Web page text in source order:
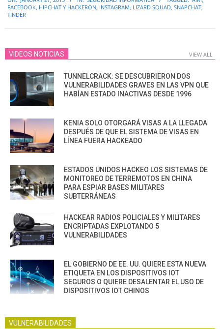
01-
27
FACEBOOK, HIPCHAT Y HACKERON, INSTAGRAM, LIZARD SQUAD, SNAPCHAT,
TINDER
VIDEOS NOTICIAS VIEW ALL
TUNNELCRACK: SE DESCUBRIERON DOS
VULNERABILIDADES GRAVES EN LAS VPN QUE
HABÍAN ESTADO INACTIVAS DESDE 1996
KENIA SOLO OTORGARÁ VISAS A LA LLEGADA
DESPUÉS DE QUE EL SISTEMA DE VISAS EN
LÍNEA FUERA HACKEADO
ESTADOS UNIDOS HACKEO LOS SISTEMAS DE
MONITOREO DE TERREMOTOS EN CHINA
PARA ESPIAR BASES MILITARES
SUBTERRÁNEAS
HACKEAR RADIOS POLICIALES Y MILITARES
ENCRIPTADAS EXPLOTANDO 5
VULNERABILIDADES
EL GOBIERNO DE EE. UU. QUIERE ESTA NUEVA
ETIQUETA EN LOS DISPOSITIVOS IOT
SEGUROS O QUIERE DESALENTAR EL USO DE
DISPOSITIVOS IOT CHINOS
VULNERABILIDADES